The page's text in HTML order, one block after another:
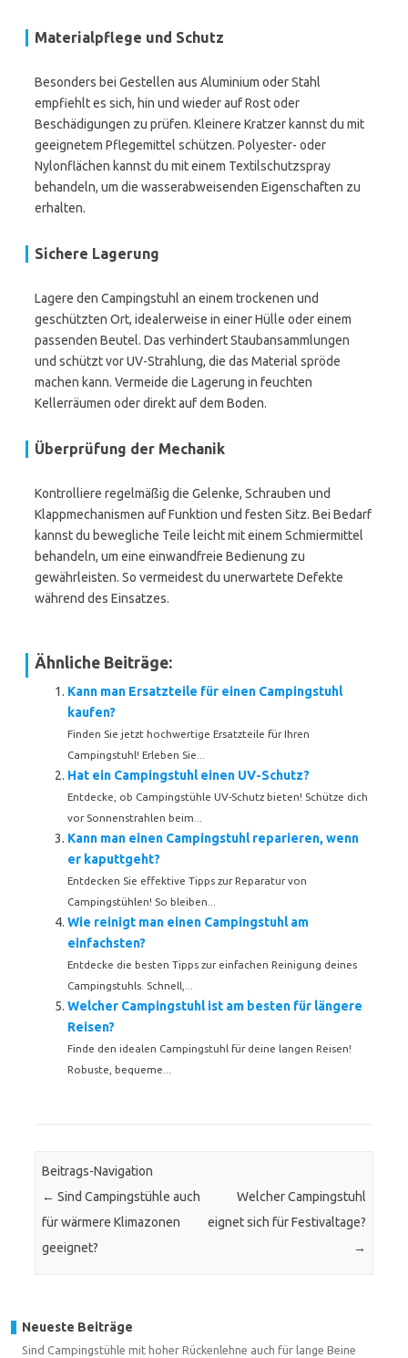
Materialpflege und Schutz
Besonders bei Gestellen aus Aluminium oder Stahl
empfiehlt es sich, hin und wieder auf Rost oder
Beschädigungen zu prüfen. Kleinere Kratzer kannst du mit
geeignetem Pflegemittel schützen. Polyester- oder
Nylonflächen kannst du mit einem Textilschutzspray
behandeln, um die wasserabweisenden Eigenschaften zu
erhalten.
Sichere Lagerung
Lagere den Campingstuhl an einem trockenen und
geschützten Ort, idealerweise in einer Hülle oder einem
passenden Beutel. Das verhindert Staubansammlungen
und schützt vor UV-Strahlung, die das Material spröde
machen kann. Vermeide die Lagerung in feuchten
Kellerräumen oder direkt auf dem Boden.
Überprüfung der Mechanik
Kontrolliere regelmäßig die Gelenke, Schrauben und
Klappmechanismen auf Funktion und festen Sitz. Bei Bedarf
kannst du bewegliche Teile leicht mit einem Schmiermittel
behandeln, um eine einwandfreie Bedienung zu
gewährleisten. So vermeidest du unerwartete Defekte
während des Einsatzes.
Ähnliche Beiträge:
Kann man Ersatzteile für einen Campingstuhl
kaufen?
Finden Sie jetzt hochwertige Ersatzteile für Ihren
Campingstuhl! Erleben Sie...
Hat ein Campingstuhl einen UV-Schutz?
Entdecke, ob Campingstühle UV-Schutz bieten! Schütze dich
vor Sonnenstrahlen beim...
Kann man einen Campingstuhl reparieren, wenn
er kaputtgeht?
Entdecken Sie effektive Tipps zur Reparatur von
Campingstühlen! So bleiben...
Wie reinigt man einen Campingstuhl am
einfachsten?
Entdecke die besten Tipps zur einfachen Reinigung deines
Campingstuhls. Schnell,...
Welcher Campingstuhl ist am besten für längere
Reisen?
Finde den idealen Campingstuhl für deine langen Reisen!
Robuste, bequeme...
Beitrags-Navigation
← Sind Campingstühle auch
für wärmere Klimazonen
geeignet?
Welcher Campingstuhl
eignet sich für Festivaltage?
→
Neueste Beiträge
Sind Campingstühle mit hoher Rückenlehne auch für lange Beine